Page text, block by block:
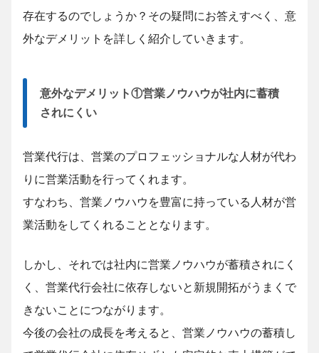
存在するのでしょうか？その疑問にお答えすべく、意
外なデメリットを詳しく紹介していきます。
意外なデメリット①営業ノウハウが社内に蓄積
されにくい
営業代行は、営業のプロフェッショナルな人材が代わ
りに営業活動を行ってくれます。
すなわち、営業ノウハウを豊富に持っている人材が営
業活動をしてくれることとなります。
しかし、それでは社内に営業ノウハウが蓄積されにく
く、営業代行会社に依存しないと新規開拓がうまくで
きないことにつながります。
今後の会社の成長を考えると、営業ノウハウの蓄積し